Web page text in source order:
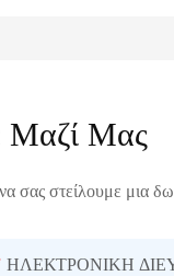
Μαζί Μας
σας στείλουμε μια
ΗΛΕΚΤΡΟΝΙΚΗ